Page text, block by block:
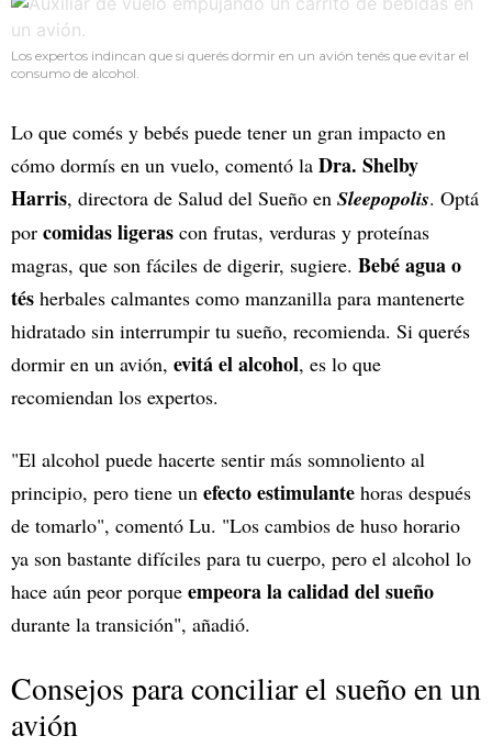
Los expertos indincan que si querés dormir en un avión tenés que evitar el
consumo de alcohol.
Lo que comés y bebés puede tener un gran impacto en
cómo dormís en un vuelo, comentó la Dra. Shelby
Harris, directora de Salud del Sueño en Sleepopolis. Optá
por comidas ligeras con frutas, verduras y proteínas
magras, que son fáciles de digerir, sugiere. Bebé agua o
tés herbales calmantes como manzanilla para mantenerte
hidratado sin interrumpir tu sueño, recomienda. Si querés
dormir en un avión, evitá el alcohol, es lo que
recomiendan los expertos.
"El alcohol puede hacerte sentir más somnoliento al
principio, pero tiene un efecto estimulante horas después
de tomarlo", comentó Lu. "Los cambios de huso horario
ya son bastante difíciles para tu cuerpo, pero el alcohol lo
hace aún peor porque empeora la calidad del sueño
durante la transición", añadió.
Consejos para conciliar el sueño en un
avión